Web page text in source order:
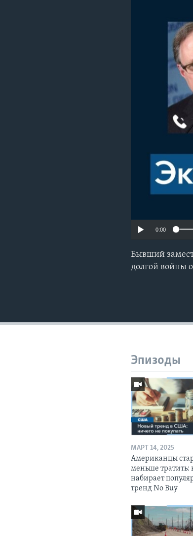
0:00
Бывший
долгой войны
Эпизоды
МАРТ 14, 2025
Американцы
меньше тратить:
набирает
тренд No Buy